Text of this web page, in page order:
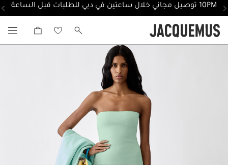
10PM توصيل مجاني خلال ساعتين في دبي للطلبات قبل الساعة